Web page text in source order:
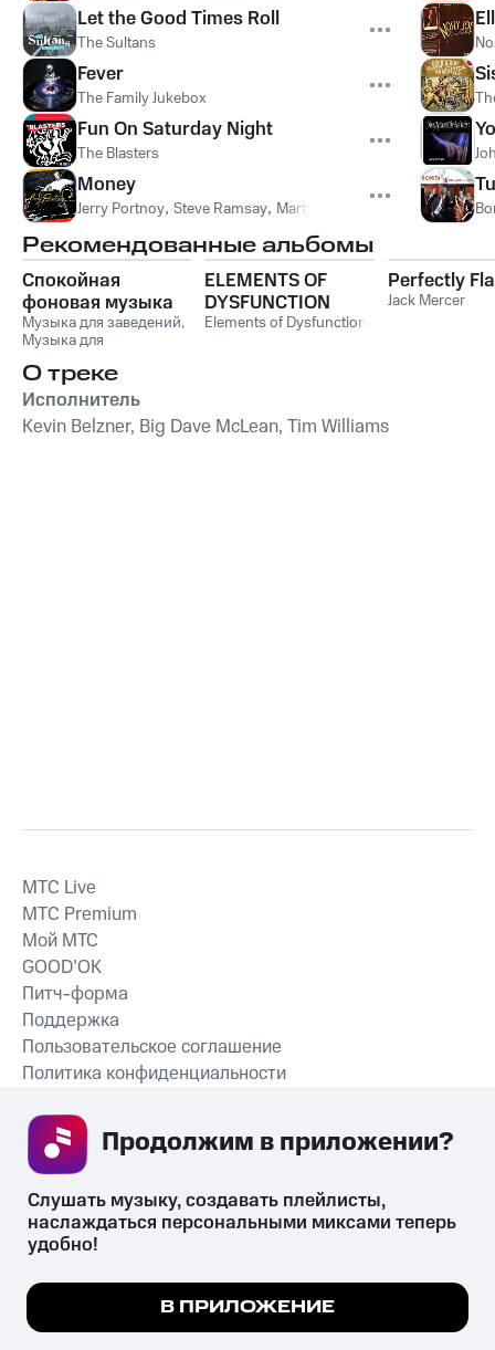
Let the Good Times Roll
The Sultans
Fever
The Family Jukebox
Fun On Saturday Night
The Blasters
Money
Jerry Portnoy, Steve Ramsay, Marty Ballou Troy Gonyea
Рекомендованные альбомы
Спокойная
фоновая музыка
для заведений:
Инструментальный
блюз в ресторан,
кафе, отель,
магазин, паб
Музыка для заведений,
Музыка для
для отелей,Музыка для
магазинов
ELEMENTS OF
DYSFUNCTION
Elements of Dysfunction
Perfectly
Jack Mercer
О треке
Исполнитель
Kevin Belzner, Big Dave McLean, Tim Williams
СКАЧАТЬ ПРИЛОЖЕНИЕ
MTС Live
MTС Premium
Мой МТС
GOOD’OK
Питч-форма
Поддержка
Пользовательское соглашение
Политика конфиденциальности
психотропных веществ, их аналогов причиняет вред здоровью,
их незаконный оборот запрещён и влечёт установленную
законодательством ответственность.
Мы используем куки, чтобы на сайте все
Подробнее
Слушать музыку, создавать плейлисты,
наслаждаться персональными миксами теперь
удобно!
В ПРИЛОЖЕНИЕ